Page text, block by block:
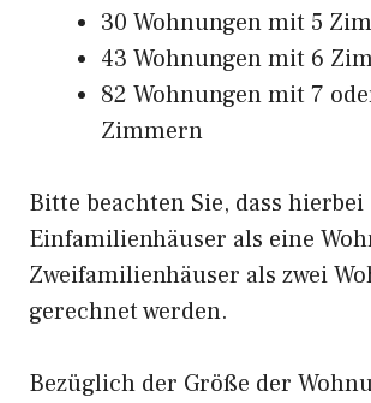
30 Wohnungen mit 5
43 Wohnungen mit 6
82 Wohnungen mit 7
Zimmern
Bitte beachten Sie, dass hierbei
Einfamilienhäuser als eine
Zweifamilienhäuser als zwei
gerechnet werden.
Bezüglich der Größe der